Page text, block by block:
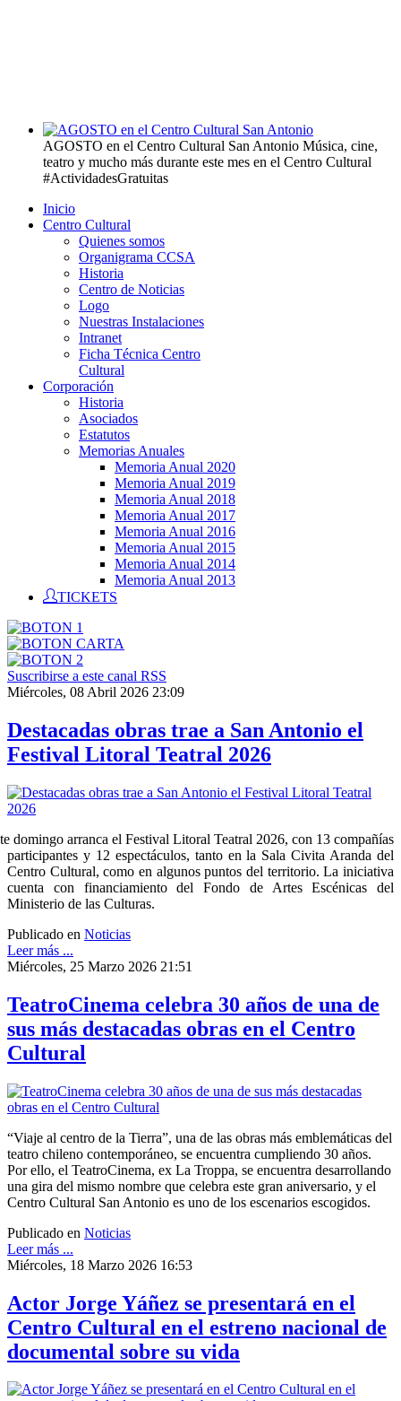
AGOSTO en el Centro Cultural San Antonio Música, cine,
teatro y mucho más durante este mes en el Centro Cultural
#ActividadesGratuitas
Inicio
Centro Cultural
Quienes somos
Organigrama CCSA
Historia
Centro de Noticias
Logo
Nuestras Instalaciones
Intranet
Ficha Técnica Centro
Cultural
Corporación
Historia
Asociados
Estatutos
Memorias Anuales
Memoria Anual 2020
Memoria Anual 2019
Memoria Anual 2018
Memoria Anual 2017
Memoria Anual 2016
Memoria Anual 2015
Memoria Anual 2014
Memoria Anual 2013
TICKETS
Suscribirse a este canal RSS
Miércoles, 08 Abril 2026 23:09
Destacadas obras trae a San Antonio el
Festival Litoral Teatral 2026
domingo arranca el Festival Litoral Teatral 2026, con 13 compañías
participantes y 12 espectáculos, tanto en la Sala Civita Aranda del
Centro Cultural, como en algunos puntos del territorio. La iniciativa
cuenta con financiamiento del Fondo de Artes Escénicas del
Ministerio de las Culturas.
Publicado en Noticias
Leer más ...
Miércoles, 25 Marzo 2026 21:51
TeatroCinema celebra 30 años de una de
sus más destacadas obras en el Centro
Cultural
“Viaje al centro de la Tierra”, una de las obras más emblemáticas del
teatro chileno contemporáneo, se encuentra cumpliendo 30 años.
Por ello, el TeatroCinema, ex La Troppa, se encuentra desarrollando
una gira del mismo nombre que celebra este gran aniversario, y el
Centro Cultural San Antonio es uno de los escenarios escogidos.
Publicado en Noticias
Leer más ...
Miércoles, 18 Marzo 2026 16:53
Actor Jorge Yáñez se presentará en el
Centro Cultural en el estreno nacional de
documental sobre su vida